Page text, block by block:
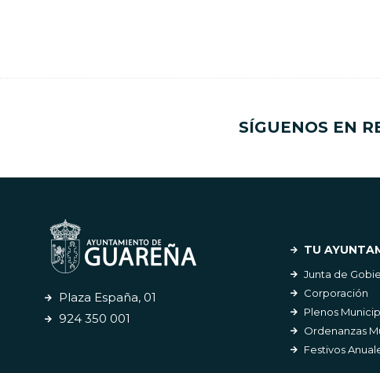
SÍGUENOS EN
Plaza España, 01
924 350 001
TU
Junta de
Corporación
Plenos
Ordenanzas
Festivos